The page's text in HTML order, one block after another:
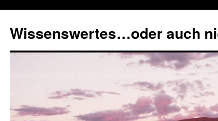
springen
Wissenswertes…oder auch